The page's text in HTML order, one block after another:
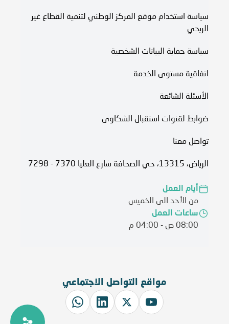
سياسة استخدام موقع المركز الوطني لتنمية القطاع غير
الربحي
سياسة حماية البيانات الشخصية
اتفاقية مستوى الخدمة​
الأسئلة الشائعة
ضوابط لقنوات استقبال الشكاوى
تواصل معنا
الرياض، 13315، حي الصحافة شارع العليا 7370 - 7298
أيام العمل
من الأحد الى الخميس
ساعات العمل
08:00 ص - 04:00 م
مواقع التواصل الاجتماعي